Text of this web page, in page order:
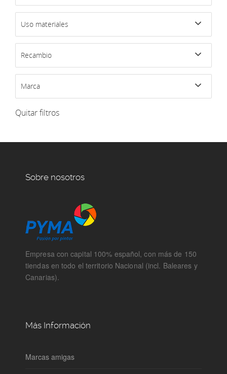
Uso materiales
Recambio
Marca
Quitar filtros
Sobre nosotros
Empresa con capital 100% español, con más de 150
tiendas en todo el territorio Nacional (incl. Baleares y
Canarias).
Más Información
Marcas amigas